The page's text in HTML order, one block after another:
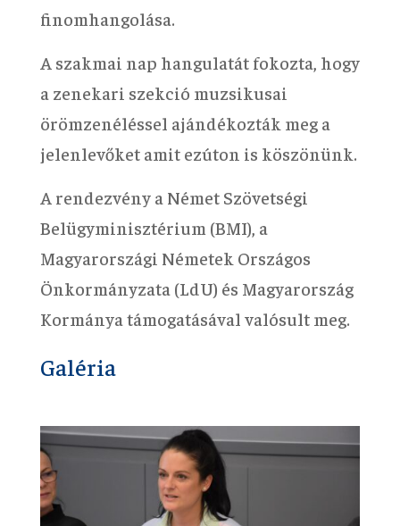
finomhangolása.
A szakmai nap hangulatát fokozta, hogy
a zenekari szekció muzsikusai
örömzenéléssel ajándékozták meg a
jelenlevőket amit ezúton is köszönünk.
A rendezvény a Német Szövetségi
Belügyminisztérium (BMI), a
Magyarországi Németek Országos
Önkormányzata (LdU) és Magyarország
Kormánya támogatásával valósult meg.
Galéria